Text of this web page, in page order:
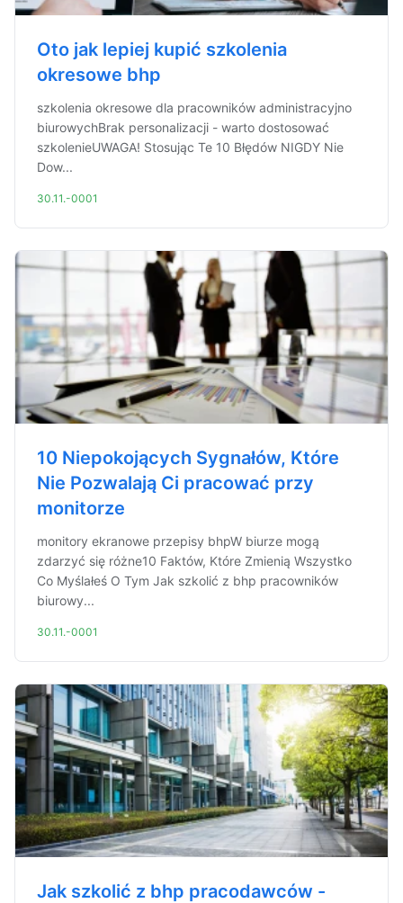
Oto jak lepiej kupić szkolenia
okresowe bhp
szkolenia okresowe dla pracowników administracyjno
biurowychBrak personalizacji - warto dostosować
szkolenieUWAGA! Stosując Te 10 Błędów NIGDY Nie
Dow...
30.11.-0001
10 Niepokojących Sygnałów, Które
Nie Pozwalają Ci pracować przy
monitorze
monitory ekranowe przepisy bhpW biurze mogą
zdarzyć się różne10 Faktów, Które Zmienią Wszystko
Co Myślałeś O Tym Jak szkolić z bhp pracowników
biurowy...
30.11.-0001
Jak szkolić z bhp pracodawców -